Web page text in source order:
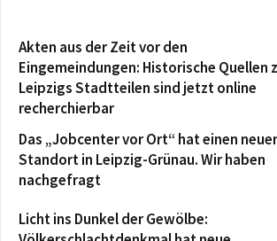
Akten aus der Zeit vor den
Eingemeindungen: Historische Quellen
Leipzigs Stadtteilen sind jetzt online
recherchierbar
Das „Jobcenter vor Ort“ hat einen
Standort in Leipzig-Grünau. Wir haben
nachgefragt
Licht ins Dunkel der Gewölbe: